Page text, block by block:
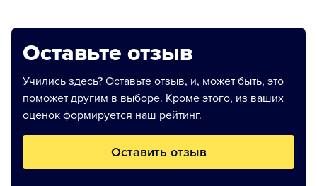
Оставьте отзыв
Учились здесь? Оставьте отзыв, и, может быть, это
поможет другим в выборе. Кроме этого, из ваших
оценок формируется наш рейтинг.
Оставить отзыв